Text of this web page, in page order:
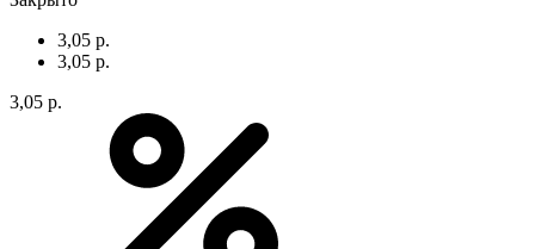
3,05 р.
3,05 р.
3,05 р.